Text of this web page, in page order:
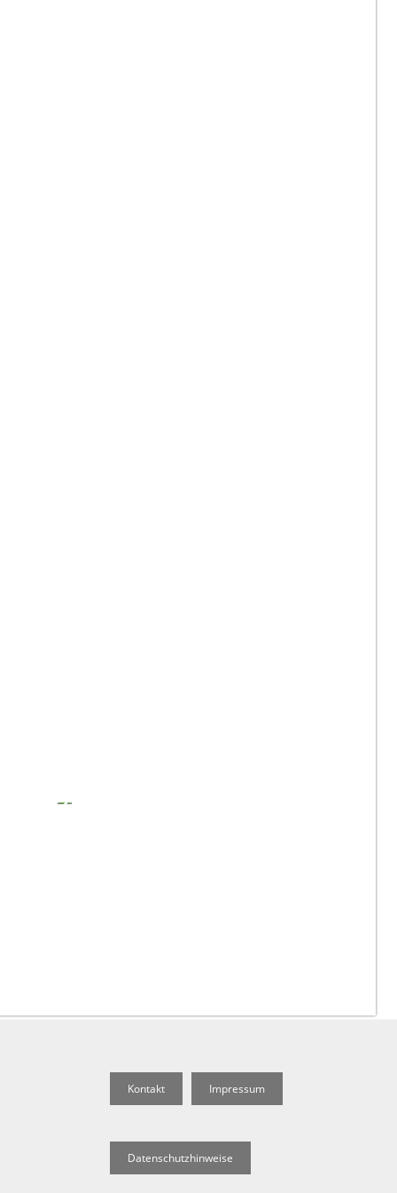
Kontakt Impressum
Datenschutzhinweise